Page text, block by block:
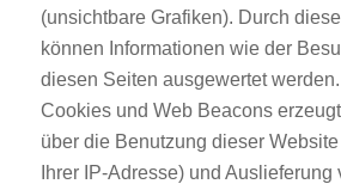
(unsichtbare Grafiken). Durch
können Informationen wie der
diesen Seiten ausgewertet
Cookies und Web Beacons
über die Benutzung dieser
Ihrer IP-Adresse) und Auslieferung